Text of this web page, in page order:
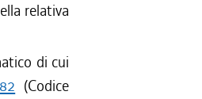
relativa
di cui
(Codice